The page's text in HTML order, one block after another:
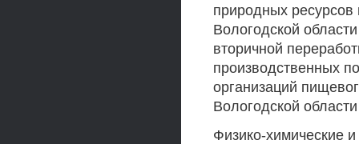
природных
Вологодской
вторичной
производственных
организаций
Вологодской
Физико-химические